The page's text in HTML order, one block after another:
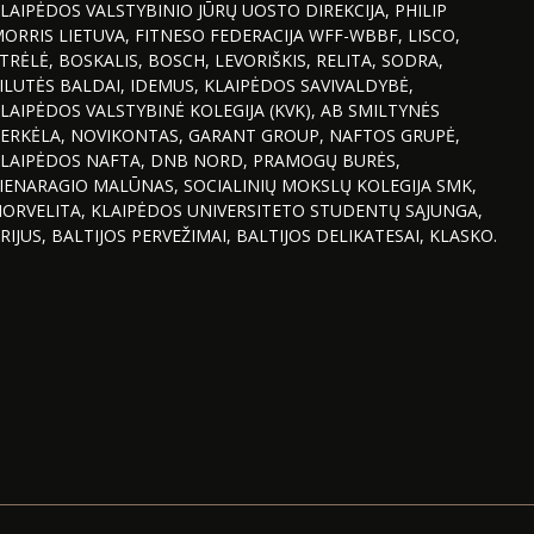
VALSTYBINIO JŪRŲ UOSTO DIREKCIJA, PHILIP
LIETUVA, FITNESO FEDERACIJA WFF-WBBF, LISCO,
BOSKALIS, BOSCH, LEVORIŠKIS, RELITA, SODRA,
BALDAI, IDEMUS, KLAIPĖDOS SAVIVALDYBĖ,
VALSTYBINĖ KOLEGIJA (KVK), AB SMILTYNĖS
NOVIKONTAS, GARANT GROUP, NAFTOS GRUPĖ,
NAFTA, DNB NORD, PRAMOGŲ BURĖS,
MALŪNAS, SOCIALINIŲ MOKSLŲ KOLEGIJA SMK,
KLAIPĖDOS UNIVERSITETO STUDENTŲ SĄJUNGA,
BALTIJOS PERVEŽIMAI, BALTIJOS DELIKATESAI, KLASKO.